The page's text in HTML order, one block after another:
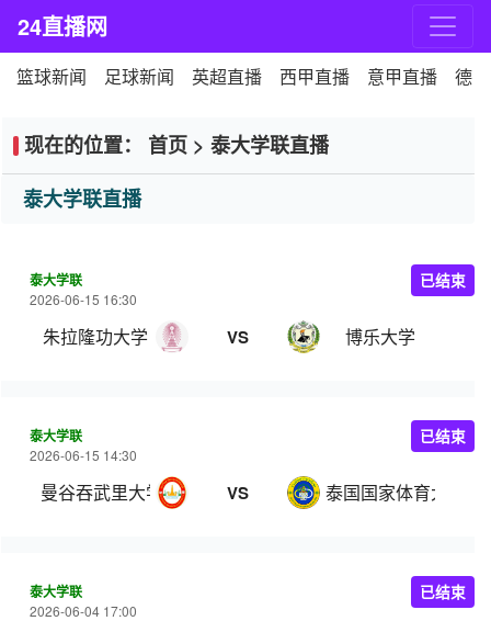
24直播网
篮球新闻 足球新闻 英超直播 西甲直播 意甲直播 德
现在的位置： 首页 > 泰大学联直播
泰大学联直播
泰大学联
2026-06-15 16:30
朱拉隆功大学 VS 博乐大学
已结束
泰大学联
2026-06-15 14:30
曼谷吞武里大学 VS 泰国国家体育大学
已结束
泰大学联
2026-06-04 17:00
已结束